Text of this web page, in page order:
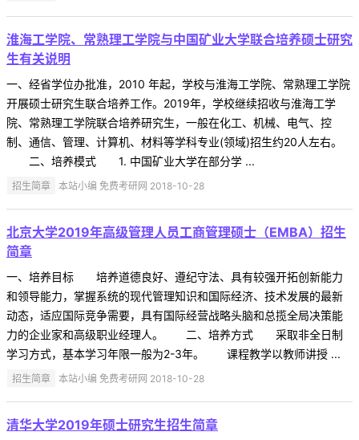
淮海工学院、常熟理工学院与中国矿业大学联合培养硕士研究
生有关说明
一、经省学位办批准，2010 年起，学校与淮海工学院、常熟理工学院
开展硕士研究生联合培养工作。2019年，学校继续招收与淮海工学
院、常熟理工学院联合培养研究生，一般在化工、机械、电气、控
制、通信、管理、计算机、材料等学科专业(领域)招生约20人左右。
二、培养模式 1. 中国矿业大学在部分学 ...
招生简章 本站小编 免费考研网 2018-10-28
北京大学2019年高级管理人员工商管理硕士（EMBA）招生
简章
一、培养目标 培养道德良好、遵纪守法、具有较强开拓创新能力
和领导能力，掌握系统的现代管理知识和国际经济、技术发展的最新
动态，适应国际竞争需要，具有国际经营战略头脑和总揽全局决策能
力的企业家和高级职业经理人。 二、培养方式 采取非全日制
学习方式，基本学习年限一般为2-3年。 课程教学以教师讲授 ...
招生简章 本站小编 免费考研网 2018-10-28
清华大学2019年硕士研究生招生简章